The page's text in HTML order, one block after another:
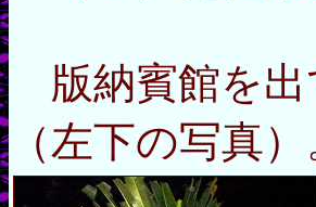
版納賓館を出
（左下の写真）